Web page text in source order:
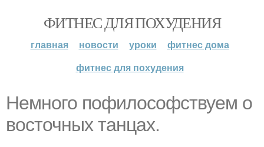
ФИТНЕС ДЛЯ ПОХУДЕНИЯ
главная новости уроки
фитнес дома
фитнес для похудения
Немного пофилософствуем о
восточных танцах.